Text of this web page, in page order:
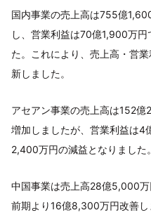
国内事業の売上高は755億
し、営業利益は70億1,900万
た。これにより、売上高・営
新しました。
アセアン事業の売上高は152
増加しましたが、営業利益は
2,400万円の減益となりました。
中国事業は売上高28億5,000
前期より16億8,300万円改善し